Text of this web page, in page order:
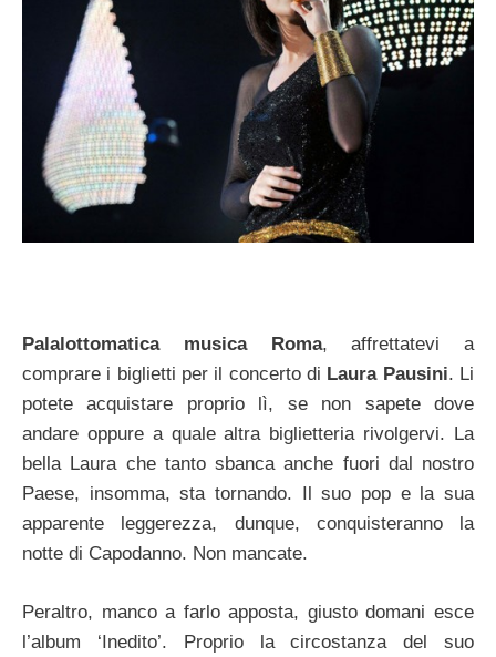
Palalottomatica musica Roma, affrettatevi a
comprare i biglietti per il concerto di Laura Pausini. Li
potete acquistare proprio lì, se non sapete dove
andare oppure a quale altra biglietteria rivolgervi. La
bella Laura che tanto sbanca anche fuori dal nostro
Paese, insomma, sta tornando. Il suo pop e la sua
apparente leggerezza, dunque, conquisteranno la
notte di Capodanno. Non mancate.
Peraltro, manco a farlo apposta, giusto domani esce
l’album ‘Inedito’. Proprio la circostanza del suo